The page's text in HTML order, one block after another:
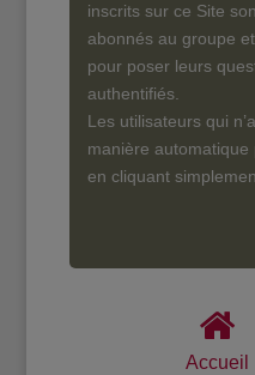
inscrits sur ce Site
abonnés au groupe
pour poser leurs
authentifiés.
Les utilisateurs qui
manière
en cliquant
Accueil